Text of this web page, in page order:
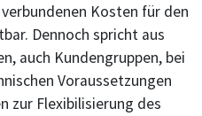
Kosten für den
Dennoch spricht aus
auch Kundengruppen, bei
Voraussetzungen
zur Flexibilisierung des